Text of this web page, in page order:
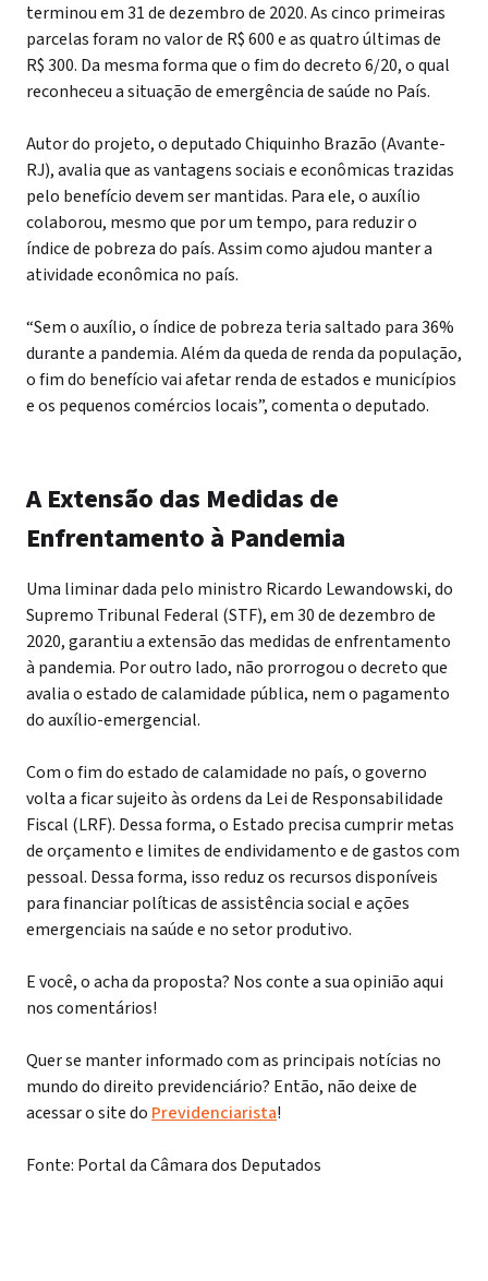
terminou em 31 de dezembro de 2020. As cinco primeiras
parcelas foram no valor de R$ 600 e as quatro últimas de
R$ 300. Da mesma forma que o fim do decreto 6/20, o qual
reconheceu a situação de emergência de saúde no País.
Autor do projeto, o deputado Chiquinho Brazão (Avante-
RJ), avalia que as vantagens sociais e econômicas trazidas
pelo benefício devem ser mantidas. Para ele, o auxílio
colaborou, mesmo que por um tempo, para reduzir o
índice de pobreza do país. Assim como ajudou manter a
atividade econômica no país.
“Sem o auxílio, o índice de pobreza teria saltado para 36%
durante a pandemia. Além da queda de renda da população,
o fim do benefício vai afetar renda de estados e municípios
e os pequenos comércios locais”, comenta o deputado.
A Extensão das Medidas de
Enfrentamento à Pandemia
Uma liminar dada pelo ministro Ricardo Lewandowski, do
Supremo Tribunal Federal (STF), em 30 de dezembro de
2020, garantiu a extensão das medidas de enfrentamento
à pandemia. Por outro lado, não prorrogou o decreto que
avalia o estado de calamidade pública, nem o pagamento
do auxílio-emergencial.
Com o fim do estado de calamidade no país, o governo
volta a ficar sujeito às ordens da Lei de Responsabilidade
Fiscal (LRF). Dessa forma, o Estado precisa cumprir metas
de orçamento e limites de endividamento e de gastos com
pessoal. Dessa forma, isso reduz os recursos disponíveis
para financiar políticas de assistência social e ações
emergenciais na saúde e no setor produtivo.
E você, o acha da proposta? Nos conte a sua opinião aqui
nos comentários!
Quer se manter informado com as principais notícias no
mundo do direito previdenciário? Então, não deixe de
acessar o site do Previdenciarista!
Fonte: Portal da Câmara dos Deputados